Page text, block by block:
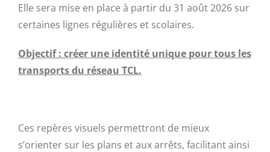
Elle sera mise en place à partir du 31 août 2026 sur
certaines lignes régulières et scolaires.
Objectif : créer une identité unique pour tous les
transports du réseau TCL.
Ces repères visuels permettront de mieux
s’orienter sur les plans et aux arrêts, facilitant ainsi